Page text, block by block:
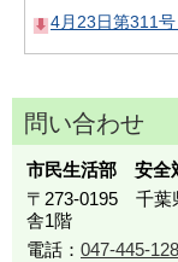
4月23日第311号
問い合わせ
市民生活部 安全
〒273-0195 千葉
舎1階
電話： 047-445-